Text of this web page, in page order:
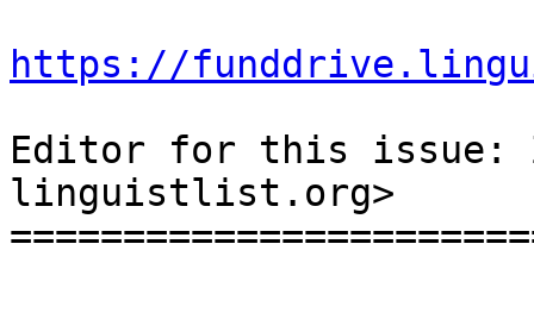
https://
Editor for this issue:
linguistlist.org>